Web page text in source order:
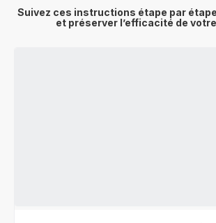
Suivez ces instructions étape par
et préserver l’efficacité de